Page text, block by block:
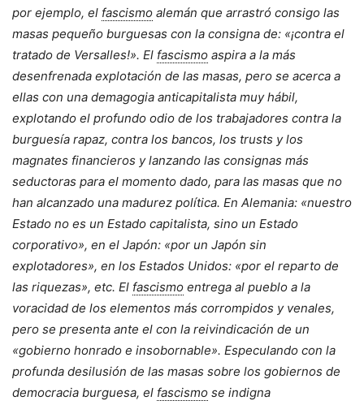
por ejemplo, el fascismo alemán que arrastró consigo las
masas pequeño burguesas con la consigna de: «¡contra el
tratado de Versalles!». El fascismo aspira a la más
desenfrenada explotación de las masas, pero se acerca a
ellas con una demagogia anticapitalista muy hábil,
explotando el profundo odio de los trabajadores contra la
burguesía rapaz, contra los bancos, los trusts y los
magnates financieros y lanzando las consignas más
seductoras para el momento dado, para las masas que no
han alcanzado una madurez política. En Alemania: «nuestro
Estado no es un Estado capitalista, sino un Estado
corporativo», en el Japón: «por un Japón sin
explotadores», en los Estados Unidos: «por el reparto de
las riquezas», etc. El fascismo entrega al pueblo a la
voracidad de los elementos más corrompidos y venales,
pero se presenta ante el con la reivindicación de un
«gobierno honrado e insobornable». Especulando con la
profunda desilusión de las masas sobre los gobiernos de
democracia burguesa, el fascismo se indigna